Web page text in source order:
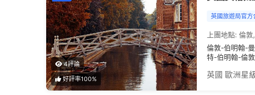
4評論
好評率100%
英國旅遊局官方
上團地點: 倫敦,
倫敦-伯明翰-
特-伯明翰-倫
英國 歐洲星